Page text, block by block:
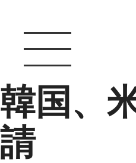
韓国、
請